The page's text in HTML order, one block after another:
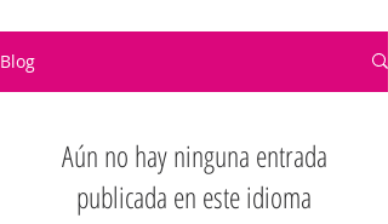
Blog
Aún no hay ninguna entrada
publicada en este idioma